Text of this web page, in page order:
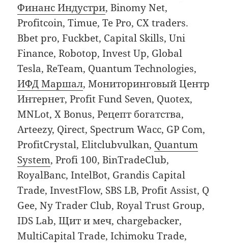
Финанс Индустри, Binomy Net,
Profitcoin, Timue, Te Pro, CX traders.
Bbet pro, Fuckbet, Capital Skills, Uni
Finance, Robotop, Invest Up, Global
Tesla, ReTeam, Quantum Technologies,
ИФД Маршал, Мониторинговый Центр
Интернет, Profit Fund Seven, Quotex,
MNLot, X Bonus, Рецепт богатства,
Arteezy, Qirect, Spectrum Wacc, GP Com,
ProfitCrystal, Elitclubvulkan, Quantum
System, Profi 100, BinTradeClub,
RoyalBanc, IntelBot, Grandis Capital
Trade, InvestFlow, SBS LB, Profit Assist, Q
Gee, Ny Trader Club, Royal Trust Group,
IDS Lab, Щит и меч, chargebacker,
MultiCapital Trade, Ichimoku Trade,